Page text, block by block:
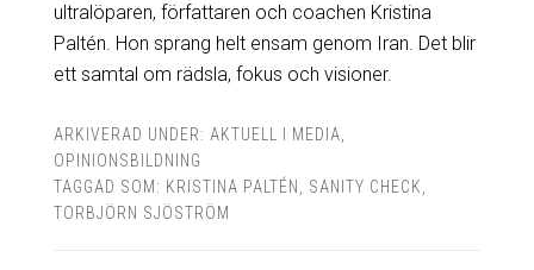
ultralöparen, författaren och coachen Kristina
Paltén. Hon sprang helt ensam genom Iran. Det blir
ett samtal om rädsla, fokus och visioner.
ARKIVERAD UNDER: AKTUELL I MEDIA
OPINIONSBILDNING
TAGGAD SOM: KRISTINA PALTÉN SANITY CHECK
TORBJÖRN SJÖSTRÖM